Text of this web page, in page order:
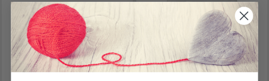
STOFF, METERWARE
ORGANZASÄCKCHEN,
7X10 CM, 10 STÜCK.